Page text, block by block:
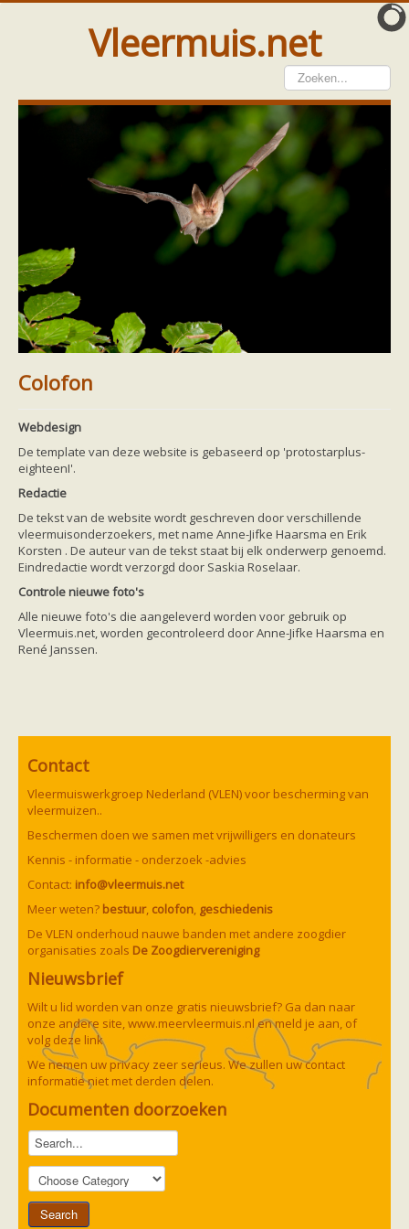
Vleermuis.net
Vleermuis gezien
Waarneming doorgeven
Wat doen wij met meldingen
Telinstructie
Waarnemingen doorgeven elders
Hulp
Vleermuis gevonden
Vanginstructie
Hulp per email
Hulp per provincie
Drenthe
Noord-Brabant
Noord-Holland
Zeeland
Zuid-Holland
Vleermuizen en ziektes
Bescherming
Soortbescherming
Gebiedsbescherming
Hulp bij bouwplannen en bomenkap
Vleermuisprotocol
Knelpunten in vleermuisbescherming
Vleermuis advies en onderzoekbureaus
Regionale of provinciale werkgroepen
Landelijke natuurverenigingen
Ik wil graag mee op vleermuisexcursie
Aankondiging activiteiten
Ik ben op zoek naar een detector
Hoe vleermuizen leven
Voedsel en jagen
Echolocatie
Soorten
Baardvleermuis
Bechsteins vleermuis
Bosvleermuis
Brandt's vleermuis
Bruine of gewone grootoorvleermuis
Franjestaart
Gewone dwergvleermuis
Grijze grootoorvleermuis
Grote rosse vleermuis
Ingekorven vleermuis
Kleine en grote hoefijzerneus
Laatvlieger
Meervleermuis
Mopsvleermuis
Gewone grootoorvleermuis
Home Ecologie en soorten
Watervleermuis
Footer Over ons
Colofon
Webdesign
De template van deze website is gebaseerd op 'protostarplus-
eighteenI'.
Redactie
De tekst van de website wordt geschreven door verschillende
vleermuisonderzoekers, met name Anne-Jifke Haarsma en Erik
Korsten . De auteur van de tekst staat bij elk onderwerp genoemd.
Eindredactie wordt verzorgd door Saskia Roselaar.
Controle nieuwe foto's
Alle nieuwe foto's die aangeleverd worden voor gebruik op
Vleermuis.net, worden gecontroleerd door Anne-Jifke Haarsma en
René Janssen.
Contact
Vleermuiswerkgroep Nederland (VLEN) voor bescherming van
vleermuizen..
Beschermen doen we samen met vrijwilligers en donateurs
Kennis - informatie - onderzoek -advies
Contact: info@vleermuis.net
Meer weten? bestuur, colofon, geschiedenis
De VLEN onderhoud nauwe banden met andere zoogdier
organisaties zoals De Zoogdiervereniging
Nieuwsbrief
Wilt u lid worden van onze gratis nieuwsbrief? Ga dan naar
onze andere site,www.meervleermuis.nlen meld je aan, of
volg deze link
We nemen uw privacy zeer serieus. We zullen uw contact
informatie niet met derden delen.
Documenten doorzoeken